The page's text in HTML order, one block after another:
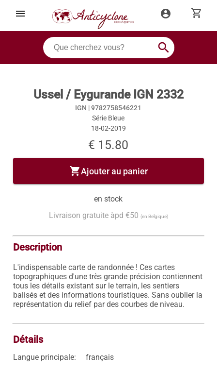
menu account_circle shopping_cart
search
Ussel / Eygurande IGN 2332
IGN |9782758546221
Série Bleue
18-02-2019
€ 15.80
shopping_cartAjouter au panier
en stock
Livraison gratuite àpd €50 (en Belgique)
Description
L'indispensable carte de randonnée ! Ces cartes
topographiques d'une très grande précision contiennent
tous les détails existant sur le terrain, les sentiers
balisés et des informations touristiques. Sans oublier la
représentation du relief par des courbes de niveau.
Détails
Langue principale: français